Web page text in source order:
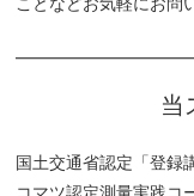
当
国土交通省認定「登録
コマツ認定測量実践コ